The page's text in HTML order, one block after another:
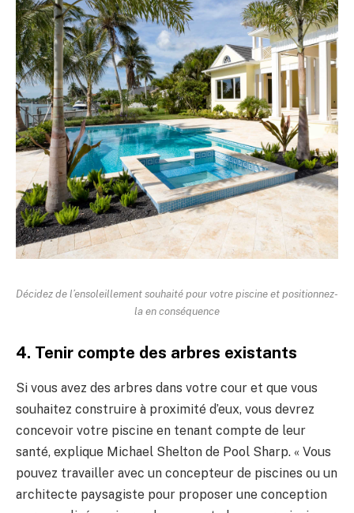
Décidez de l’ensoleillement souhaité pour votre piscine et positionnez-
la en conséquence
4. Tenir compte des arbres existants
Si vous avez des arbres dans votre cour et que vous
souhaitez construire à proximité d’eux, vous devrez
concevoir votre piscine en tenant compte de leur
santé, explique Michael Shelton de Pool Sharp. « Vous
pouvez travailler avec un concepteur de piscines ou un
architecte paysagiste pour proposer une conception